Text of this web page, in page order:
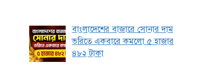
বাংলাদেশের বাজারে সোনার দাম
ভরিতে একবারে কমলো ৫ হাজার
৪৮২ টাকা